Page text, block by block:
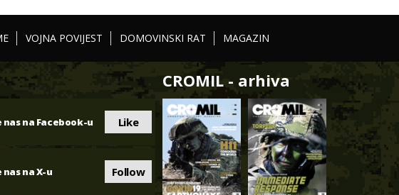
VOJNA POVIJEST DOMOVINSKI RAT MAGAZIN
na Facebook-u Like
na X-u Follow
CROMIL - arhiva